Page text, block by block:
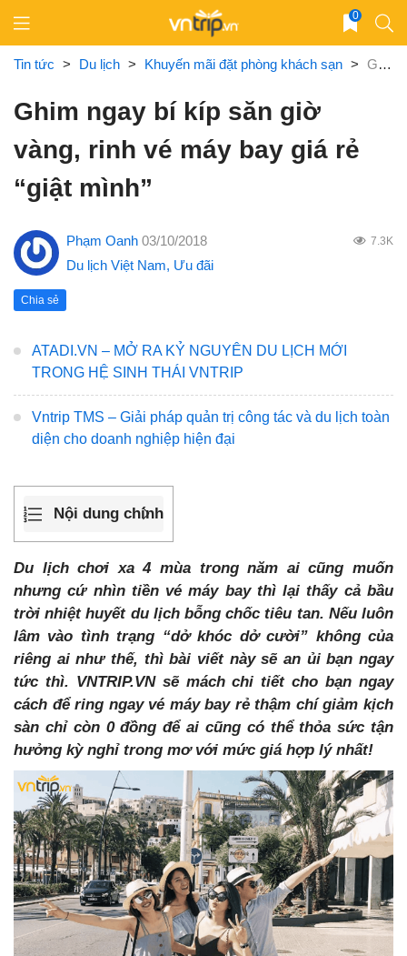
content
0
Tin tức > Du lịch > Khuyến mãi đặt phòng khách sạn > Ghim ngay bí kíp săn giờ vàng, rinh vé máy bay giá rẻ “giật mình”
Ghim ngay bí kíp săn giờ
vàng, rinh vé máy bay giá rẻ
“giật mình”
Phạm Oanh 03/10/2018 7.3K
Du lịch Việt Nam, Ưu đãi
Chia sẻ
ATADI.VN – MỞ RA KỶ NGUYÊN DU LỊCH MỚI
TRONG HỆ SINH THÁI VNTRIP
Vntrip TMS – Giải pháp quản trị công tác và du lịch toàn
diện cho doanh nghiệp hiện đại
Nội dung chính
Du lịch chơi xa 4 mùa trong năm ai cũng muốn
nhưng cứ nhìn tiền vé máy bay thì lại thấy cả bầu
trời nhiệt huyết du lịch bỗng chốc tiêu tan. Nếu luôn
lâm vào tình trạng “dở khóc dở cười” không của
riêng ai như thế, thì bài viết này sẽ an ủi bạn ngay
tức thì. VNTRIP.VN sẽ mách chi tiết cho bạn ngay
cách để ring ngay vé máy bay rẻ thậm chí giảm kịch
sàn chỉ còn 0 đồng để ai cũng có thể thỏa sức tận
hưởng kỳ nghỉ trong mơ với mức giá hợp lý nhất!